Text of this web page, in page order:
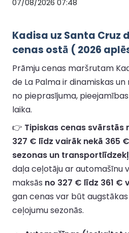
07/08/2026 07:48
Kadisa uz Santa Cruz
cenas ostā ( 2026
Prāmju cenas maršrutam
de La Palma ir dinamiskas
no pieprasījuma,
laika.
👉 Tipiskas cenas svārstās
327 € līdz vairāk nekā 365
sezonas un
daļa ceļotāju ar automašīnu
maksās no 327 € līdz 361 €
gan cenas var būt
ceļojumu sezonās.